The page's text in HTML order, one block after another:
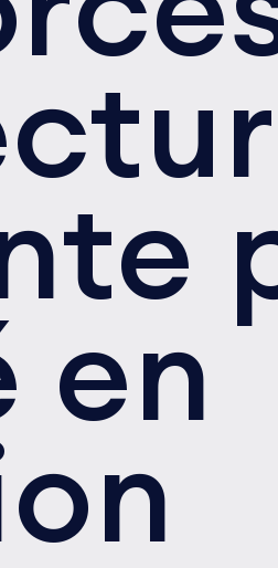
en